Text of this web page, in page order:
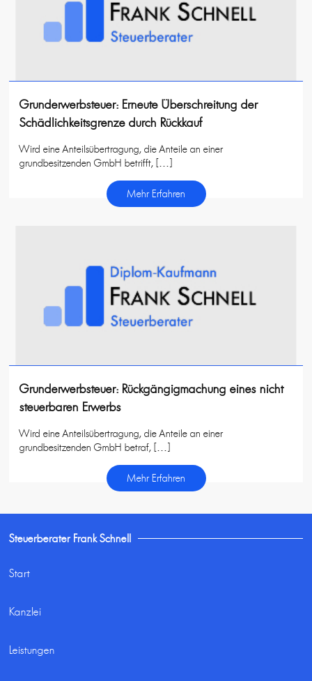
Grunderwerbsteuer: Erneute Überschreitung der
Schädlichkeitsgrenze durch Rückkauf
Wird eine Anteilsübertragung, die Anteile an einer
grundbesitzenden GmbH betrifft, […]
Mehr Erfahren
Grunderwerbsteuer: Rückgängigmachung eines nicht
steuerbaren Erwerbs
Wird eine Anteilsübertragung, die Anteile an einer
grundbesitzenden GmbH betraf, […]
Mehr Erfahren
Steuerberater Frank Schnell
Start
Kanzlei
Leistungen